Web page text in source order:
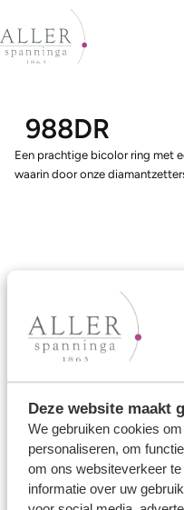
Deze website maakt
We gebruiken cookies
personaliseren, om
om ons websiteverkeer
informatie over uw
988DR
Een prachtige bicolor ring met
waarin door onze
Ons aanbod
Trouwringen
Memoireringen
Verlovingsringen
Vriendschapsringen
Over ons